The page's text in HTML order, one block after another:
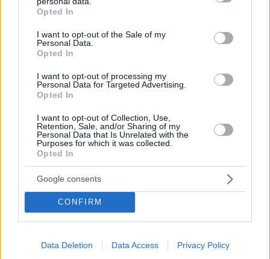
grant or deny consent to Google and its third-party tags to
use your data for below specified purposes in below Google
consent section.
Opted In
I want to opt-out of the Sale of my
Personal Data.
Opted In
I want to opt-out of processing my
Personal Data for Targeted Advertising.
Opted In
I want to opt-out of Collection, Use,
Retention, Sale, and/or Sharing of my
Personal Data that Is Unrelated with the
Purposes for which it was collected.
Opted In
Google consents
CONFIRM
Data Deletion Data Access Privacy Policy
ΣΧΟΛΙΑ
ΠΡΟΣΘΗΚΗ ΣΧΟΛΙΟΥ
ΠΡΟΣΘΗΚΗ ΣΧΟΛΙΟΥ
ΌΝΟΜΑ *
EMAIL